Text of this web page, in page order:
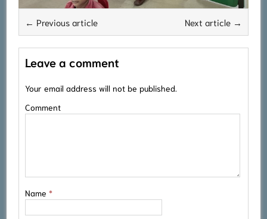
← Previous article Next article →
Leave a comment
Your email address will not be published.
Comment
Name*